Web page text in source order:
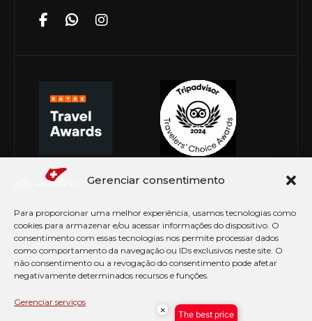
Gerenciar consentimento
Para proporcionar uma melhor experiência, usamos tecnologias como
cookies para armazenar e/ou acessar informações do dispositivo. O
consentimento com essas tecnologias nos permite processar dados
como comportamento da navegação ou IDs exclusivos neste site. O
não consentimento ou a revogação do consentimento pode afetar
negativamente determinados recursos e funções.
Gerenciar serviços
© Copyright 2026 Le Canton. Todos os direitos
× The best price